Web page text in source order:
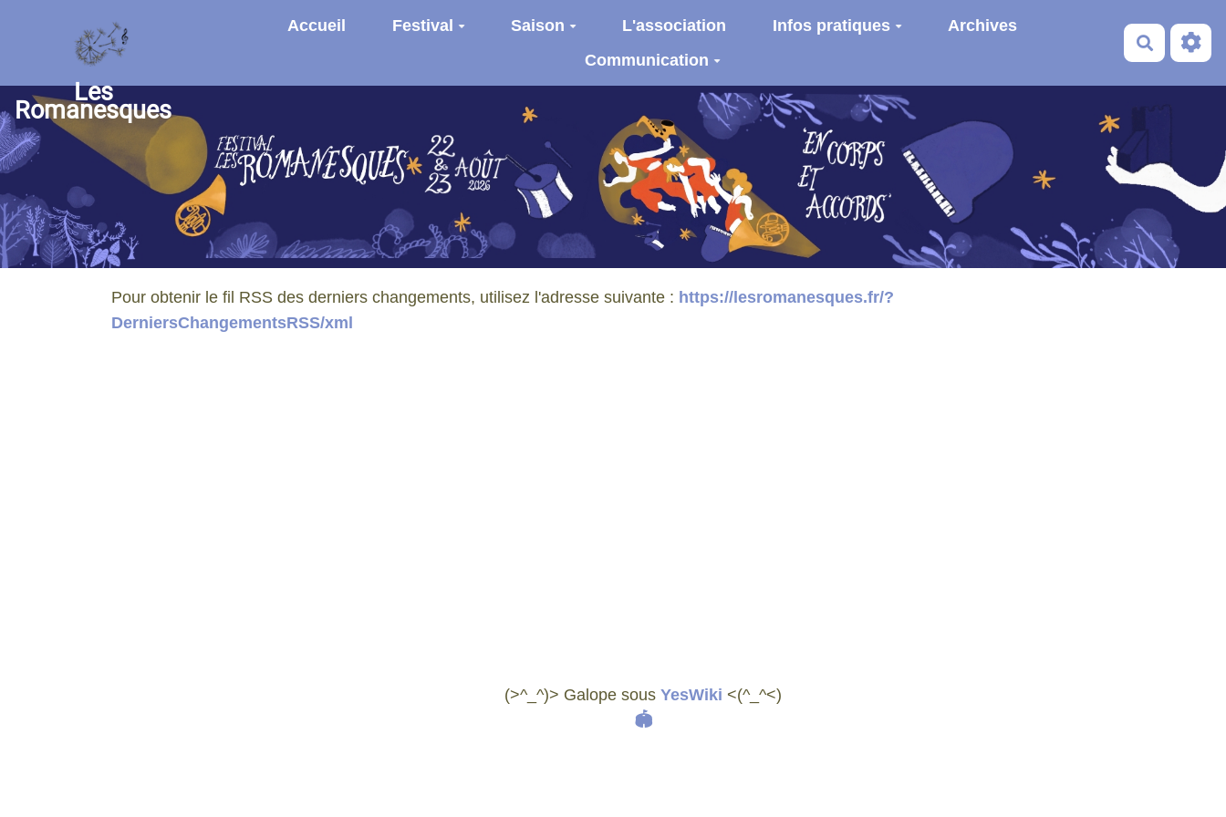
Aller au contenu principal
Les
Romanesques
Accueil Festival Saison L'association Infos pratiques
Archives
Communication
Pour obtenir le fil RSS des derniers changements, utilisez l'adresse suivante : https://lesromanesques.fr/?
DerniersChangementsRSS/xml
(>^_^)> Galope sous YesWiki <(^_^<)
🏟